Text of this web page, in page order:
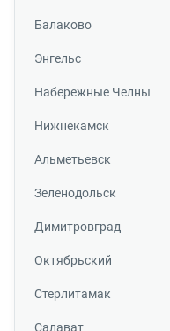
Балаково
Энгельс
Набережные Челны
Нижнекамск
Альметьевск
Зеленодольск
Димитровград
Октябрьский
Стерлитамак
Салават